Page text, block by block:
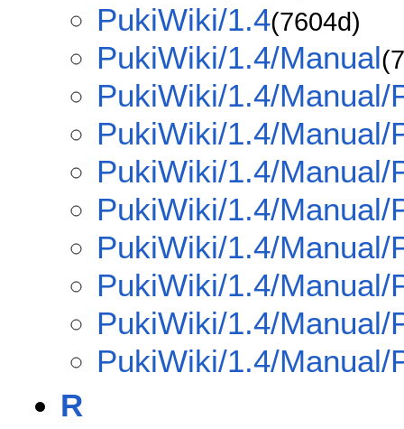
PukiWiki/1.4(7604d)
PukiWiki/1.4/Manual
PukiWiki/1.4/Manual/
PukiWiki/1.4/Manual/
PukiWiki/1.4/Manual/
PukiWiki/1.4/Manual/
PukiWiki/1.4/Manual/
PukiWiki/1.4/Manual/
PukiWiki/1.4/Manual/
PukiWiki/1.4/Manual/
R